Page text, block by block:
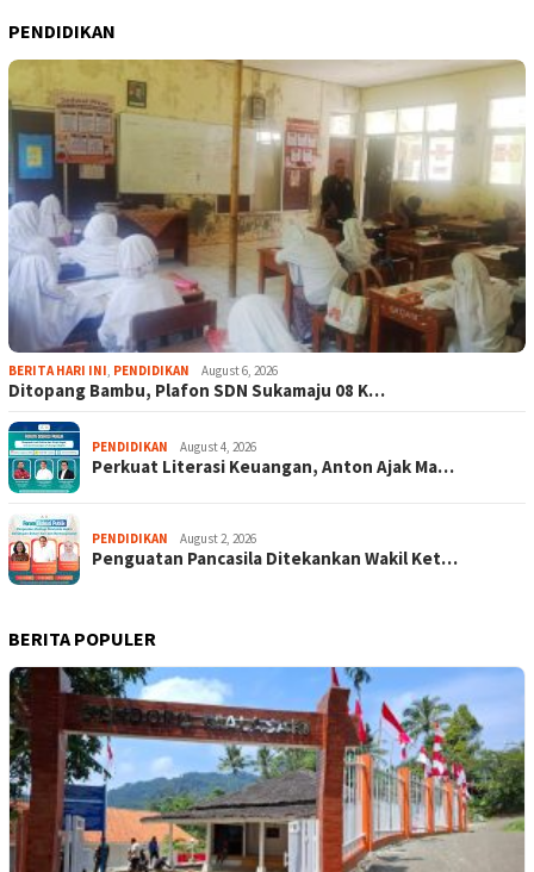
PENDIDIKAN
BERITA HARI INI, PENDIDIKAN August 6, 2026
Ditopang Bambu, Plafon SDN Sukamaju 08 K…
PENDIDIKAN August 4, 2026
Perkuat Literasi Keuangan, Anton Ajak Ma…
PENDIDIKAN August 2, 2026
Penguatan Pancasila Ditekankan Wakil Ket…
BERITA POPULER